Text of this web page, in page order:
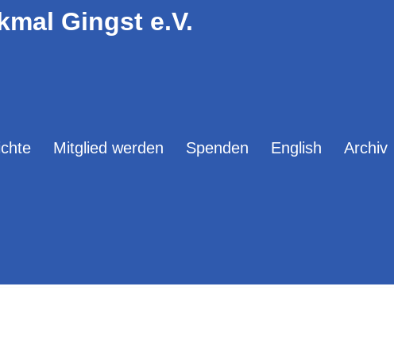
Gingst e.V.
Mitglied werden Spenden English Archiv